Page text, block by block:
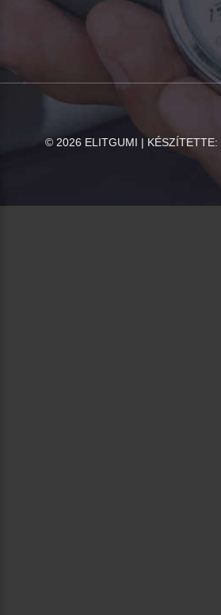
© 2026 ELITGUMI | KÉSZÍTETTE: